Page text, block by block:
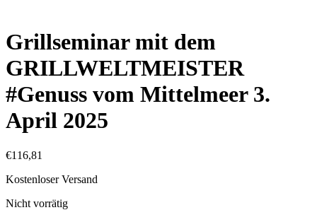
Grillseminar mit dem
GRILLWELTMEISTER
#Genuss vom Mittelmeer 3.
April 2025
€116,81
Kostenloser Versand
Nicht vorrätig